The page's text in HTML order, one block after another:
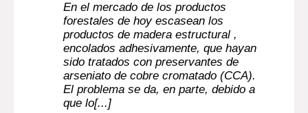
En el mercado de los productos
forestales de hoy escasean los
productos de madera estructural ,
encolados adhesivamente, que hayan
sido tratados con preservantes de
arseniato de cobre cromatado (CCA).
El problema se da, en parte, debido a
que lo[...]